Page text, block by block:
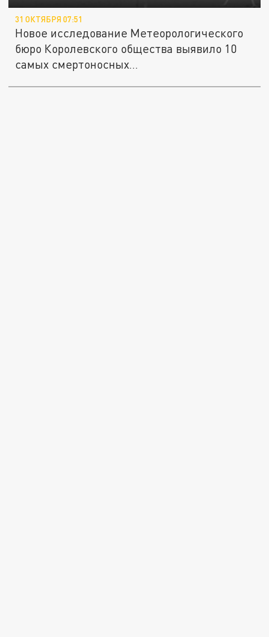
31 ОКТЯБРЯ 07:51
Новое исследование Метеорологического
бюро Королевского общества выявило 10
самых смертоносных...